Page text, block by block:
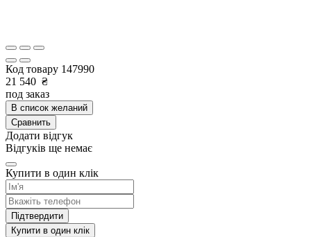
Код товару 147990
21 540 ₴
под заказ
В список желаний
Сравнить
Додати відгук
Відгуків ще немає
Купити в один клік
Підтвердити
Купити в один клік